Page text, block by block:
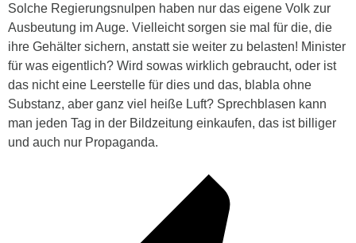
Solche Regierungsnulpen haben nur das eigene Volk zur
Ausbeutung im Auge. Vielleicht sorgen sie mal für die, die
ihre Gehälter sichern, anstatt sie weiter zu belasten! Minister
für was eigentlich? Wird sowas wirklich gebraucht, oder ist
das nicht eine Leerstelle für dies und das, blabla ohne
Substanz, aber ganz viel heiße Luft? Sprechblasen kann
man jeden Tag in der Bildzeitung einkaufen, das ist billiger
und auch nur Propaganda.